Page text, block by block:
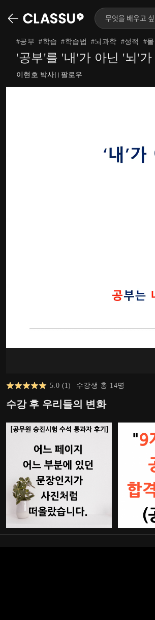
#공부 #학습 #학습법 #뇌과학 #성적 #
'공부'를 '내'가 아닌 '뇌'
이현호 박사 팔로우
5.0 (1) 수강생 총 14명
수강 후 우리들의 변화